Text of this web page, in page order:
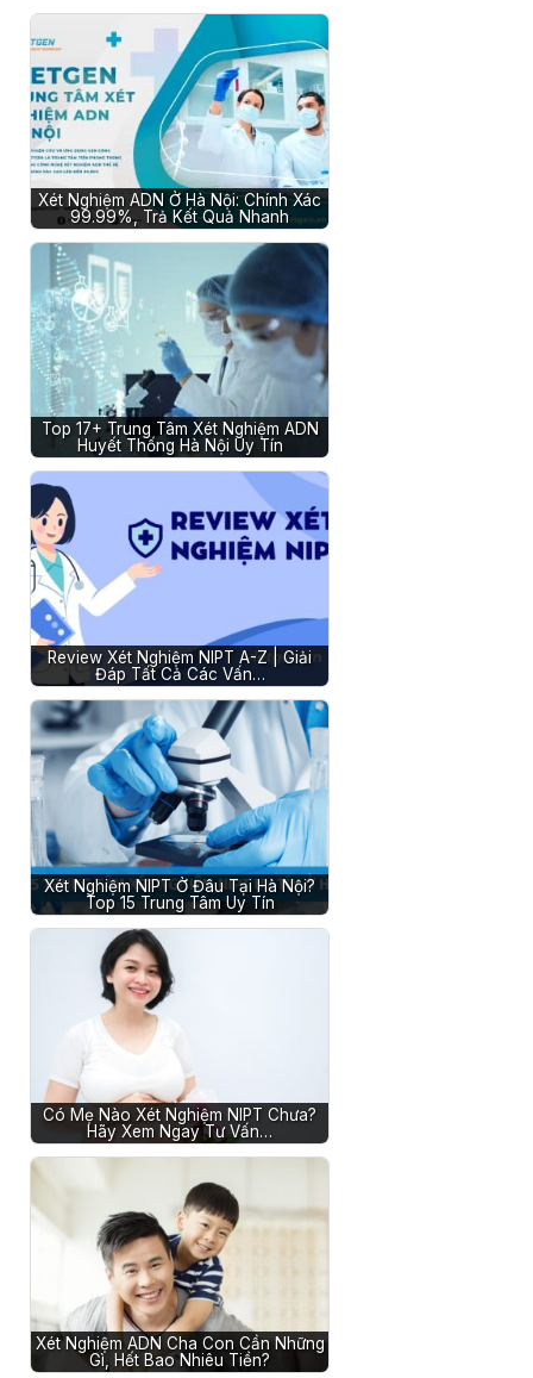
Xét Nghiệm ADN Ở Hà Nội: Chính Xác
99.99%, Trả Kết Quả Nhanh
Top 17+ Trung Tâm Xét Nghiệm ADN
Huyết Thống Hà Nội Uy Tín
Review Xét Nghiệm NIPT A-Z | Giải
Đáp Tất Cả Các Vấn…
Xét Nghiệm NIPT Ở Đâu Tại Hà Nội?
Top 15 Trung Tâm Uy Tín
Có Mẹ Nào Xét Nghiệm NIPT Chưa?
Hãy Xem Ngay Tư Vấn…
Xét Nghiệm ADN Cha Con Cần Những
Gì, Hết Bao Nhiêu Tiền?